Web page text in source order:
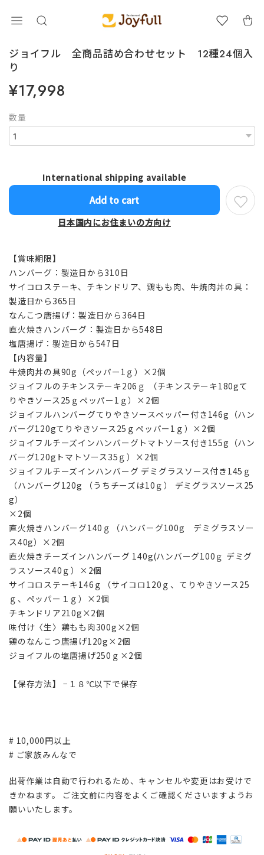
ジョイフル 全商品詰め合わせセット 12種24個入
り
¥17,998
数量
International shipping available
Add to cart
日本国内にお住まいの方向け
【賞味期限】
ハンバーグ：製造日から310日
サイコロステーキ、チキンドリア、鶏もも肉、牛焼肉丼の具：
製造日から365日
なんこつ唐揚げ：製造日から364日
直火焼きハンバーグ：製造日から548日
塩唐揚げ：製造日から547日
【内容量】
牛焼肉丼の具90g（ペッパー1ｇ）×2個
ジョイフルのチキンステーキ206ｇ （チキンステーキ180gて
りやきソース25ｇペッパー1ｇ）×2個
ジョイフルハンバーグてりやきソースペッパー付き146g（ハン
バーグ120gてりやきソース25ｇペッパー1ｇ）×2個
ジョイフルチーズインハンバーグトマトソース付き155g（ハン
バーグ120gトマトソース35ｇ）×2個
ジョイフルチーズインハンバーグ デミグラスソース付き145ｇ
（ハンバーグ120g （うちチーズは10ｇ） デミグラスソース25
g）
×2個
直火焼きハンバーグ140ｇ（ハンバーグ100g デミグラスソー
ス40g）×2個
直火焼きチーズインハンバーグ 140g(ハンバーグ100ｇ デミグ
ラスソース40ｇ）×2個
サイコロステーキ146ｇ（サイコロ120ｇ、てりやきソース25
ｇ、ペッパー１ｇ）×2個
チキンドリア210g×2個
味付け〈生〉鶏もも肉300g×2個
鶏のなんこつ唐揚げ120g×2個
ジョイフルの塩唐揚げ250ｇ×2個
【保存方法】 −１８℃以下で保存
# 10,000円以上
# ご家族みんなで
出荷作業は自動で行われるため、キャンセルや変更はお受けで
きかねます。 ご注文前に内容をよくご確認くださいますようお
願いいたします。